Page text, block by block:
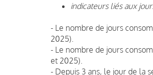
indicateurs liés aux
- Le nombre de jours
2025).
- Le nombre de jours
et 2025).
- Depuis 3 ans, le jour de la